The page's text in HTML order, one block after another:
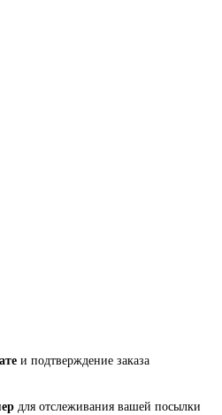
и подтверждение заказа
для отслеживания вашей посылки